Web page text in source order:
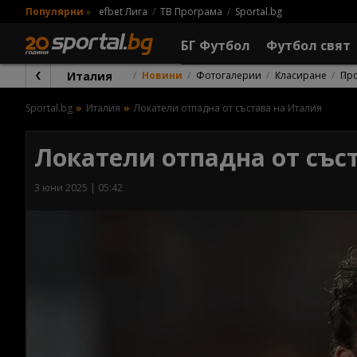
Популярни » efbet Лига ТВ Програма Sportal.bg
БГ Футбол Футбол свят
Италия Новини Фотогалерии Класиране
Sportal.bg Италия Локатели отпадна от състава на Италия
Локатели отпадна от
3 юни 2025 | 05:42